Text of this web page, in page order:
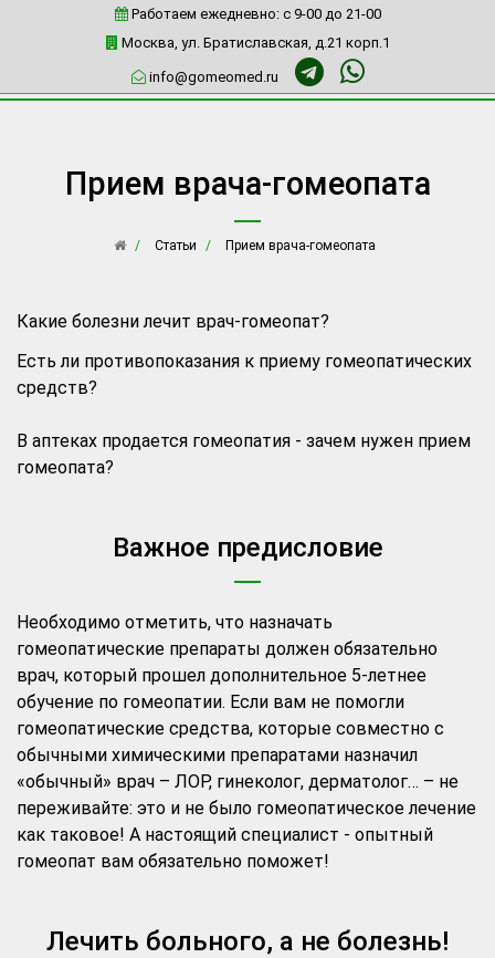
Работаем ежедневно: c 9-00 до 21-00
Москва, ул. Братиславская, д.21 корп.1
info@gomeomed.ru
Прием врача-гомеопата
Статьи Прием врача-гомеопата
Какие болезни лечит врач-гомеопат?
Есть ли противопоказания к приему гомеопатических
средств?
В аптеках продается гомеопатия - зачем нужен прием
гомеопата?
Важное предисловие
Необходимо отметить, что назначать
гомеопатические препараты должен обязательно
врач, который прошел дополнительное 5-летнее
обучение по гомеопатии. Если вам не помогли
гомеопатические средства, которые совместно с
обычными химическими препаратами назначил
«обычный» врач – ЛОР, гинеколог, дерматолог… – не
переживайте: это и не было гомеопатическое лечение
как таковое! А настоящий специалист - опытный
гомеопат вам обязательно поможет!
Лечить больного, а не болезнь!